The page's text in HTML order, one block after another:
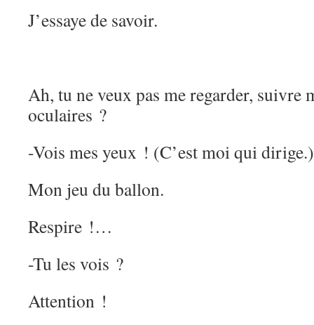
J’essaye de savoir.
Ah, tu ne veux pas me regarder, suivre
oculaires ?
-Vois mes yeux ! (C’est moi qui dirige.)
Mon jeu du ballon.
Respire !…
-Tu les vois ?
Attention !